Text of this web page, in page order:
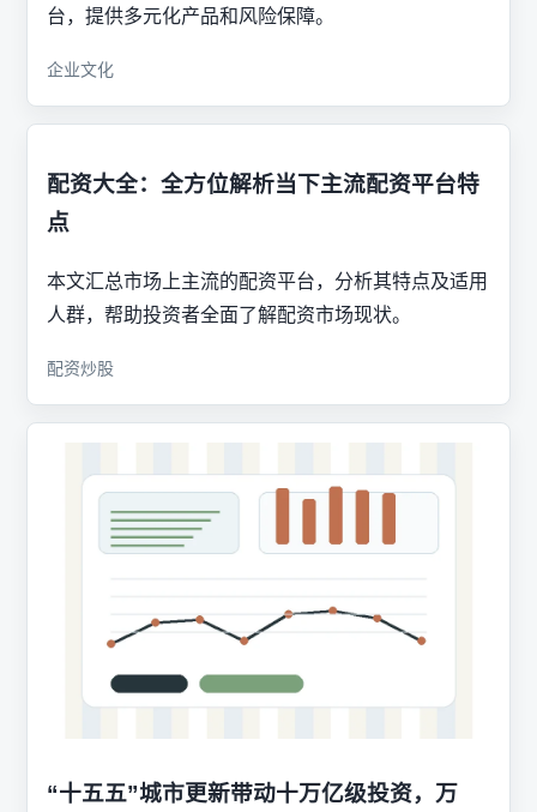
台，提供多元化产品和风险保障。
企业文化
配资大全：全方位解析当下主流配资平台特
点
本文汇总市场上主流的配资平台，分析其特点及适用
人群，帮助投资者全面了解配资市场现状。
配资炒股
“十五五”城市更新带动十万亿级投资，万